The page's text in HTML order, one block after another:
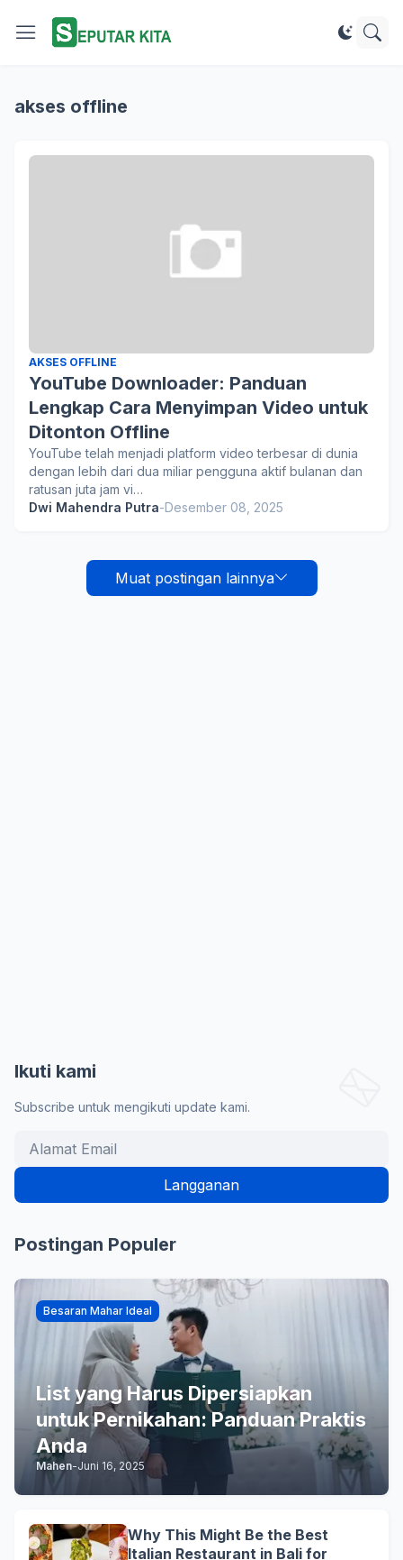
akses offline
AKSES OFFLINE
YouTube Downloader: Panduan
Lengkap Cara Menyimpan Video untuk
Ditonton Offline
YouTube telah menjadi platform video terbesar di dunia
dengan lebih dari dua miliar pengguna aktif bulanan dan
ratusan juta jam vi…
Dwi Mahendra Putra-Desember 08, 2025
Muat postingan lainnya
Ikuti kami
Subscribe untuk mengikuti update kami.
Postingan Populer
Besaran Mahar Ideal
List yang Harus Dipersiapkan
untuk Pernikahan: Panduan Praktis
Anda
Mahen-Juni 16, 2025
Why This Might Be the Best
Italian Restaurant in Bali for